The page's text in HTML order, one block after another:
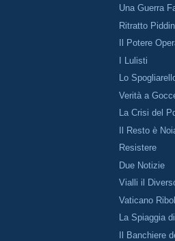
Una Guerra
Ritratto
Il Potere
I Lulisti
Lo
Verità a
La Crisi del
Il Resto è
Resistere
Due Notizie
Vialli il
Vaticano
La Spiaggia
Il Banchiere